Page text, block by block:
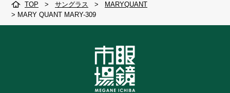
TOP > サングラス >
MARYQUANT
> MARY QUANT MARY-309